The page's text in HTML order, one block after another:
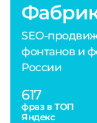
SEO-
фонтанов и
России
617
фраз в ТОП
Яндекс